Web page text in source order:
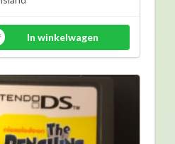
In winkelwagen